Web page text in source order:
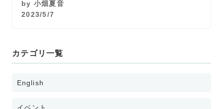
by 小畑夏音
2023/5/7
カテゴリ一覧
English